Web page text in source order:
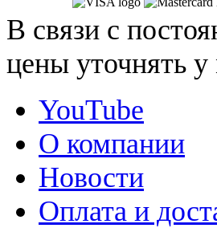
В связи с
цены уточнять
YouTube
О компании
Новости
Оплата и